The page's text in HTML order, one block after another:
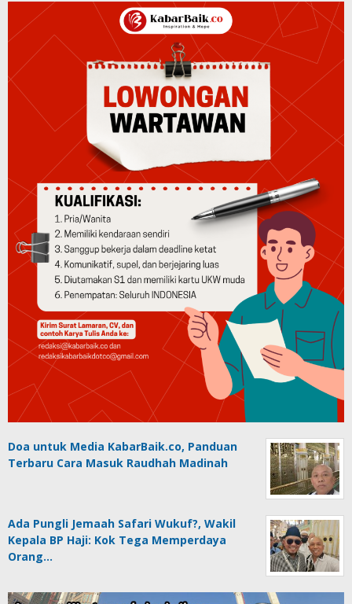
Doa untuk Media KabarBaik.co, Panduan
Terbaru Cara Masuk Raudhah Madinah
Ada Pungli Jemaah Safari Wukuf?, Wakil
Kepala BP Haji: Kok Tega Memperdaya
Orang…